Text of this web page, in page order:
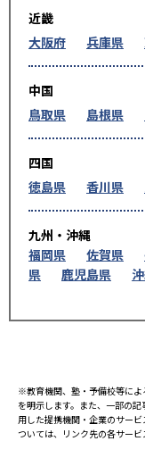
近畿
大阪府
兵庫県
中国
鳥取県
島根県
四国
徳島県
香川県
九州・沖縄
福岡県
佐賀県
県
鹿児島県
※教育機関、塾・予備校等に
を明示します。また、一部の
用した提携機関・企業のサー
ついては、リンク先の各サー